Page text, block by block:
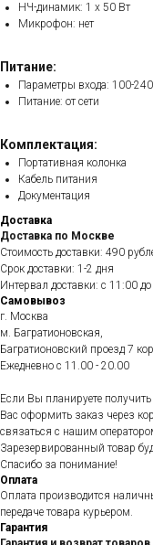
НЧ-динамик: 1 x 50 Вт
Микрофон: нет
Питание:
Параметры входа: 100-
Питание: от сети
Комплектация:
Портативная колонка
Кабель питания
Документация
Доставка
Доставка по Москве
Стоимость доставки: 490
Срок доставки: 1-2 дня
Интервал доставки: с 11:00
Самовывоз
г. Москва
м. Багратионовская,
Багратионовский проезд 7
Ежедневно c 11.00 - 20.00
Если Вы планируете
Вас оформить заказ через
связаться с нашим
Зарезервированный товар
Спасибо за понимание!
Оплата
Оплата производится
передаче товара курьером.
Гарантия